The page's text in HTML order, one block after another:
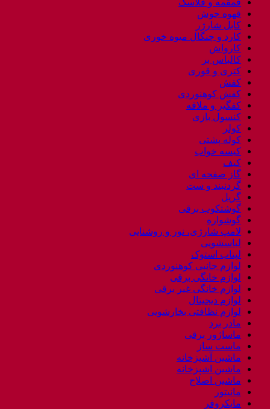
قهوه جوش
کابل شارژر
کارد و چنگال میوه خوری
کارواش
کالباس بر
کتری و قوری
کفش
کفش کوهنوردی
کفگیر و ملاقه
کنسول بازی
کولر
کوله پشتی
کیسه خواب
کیف
گاز صفحه ای
گردنبند و ست
گریل
گوشتکوب برقی
گوشواره
لامپ شارژی، نور و روشنایی
لباسشویی
لپتاب استوک
لوازم جانبی کوهنوردی
لوازم خانگی برقی
لوازم خانگی غیر برقی
لوازم دیجیتال
لوازم نظافتی بخارشویی
مادر برد
ماساژور برقی
ماست ساز
ماشین آشپزخانه
ماشین اشپزخانه
ماشین اصلاح
مانیتور
مایکروفر